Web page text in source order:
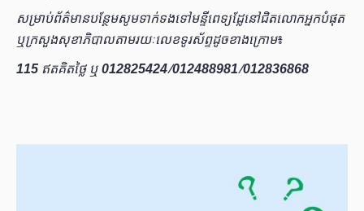
សម្រាប់ព័ត៌មានបន្ថែមសូមទាក់ទងទៅមន្ទីពេទ្យដែ្លនៅជិតលោកអ្នកបំផុត
ឬក្រសួងសុខាភិបាលតាមរយៈលេខ​ទូរស័ព្ទដូចខាងក្រោម៖
115 ឥតគិតថ្លៃ ឬ012825424/012488981​​/012836868